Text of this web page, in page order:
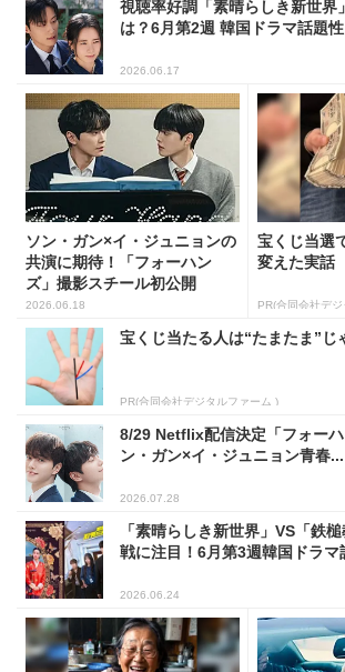
視聴率好調「素晴らしき新世界
は？6月第2週 韓国ドラマ話題
2026.06.17
ソン・ガン×イ・ジュニョンの
共演に期待！「フォーハン
ズ」撮影スチール初公開
2026.06.18
宝くじ当選
変えた実話
PR(合同会社デ
宝くじ当たる人は“たまたま”じ
PR(合同会社デジタルファーム )
8/29 Netflix配信決定「フォー
ン・ガン×イ・ジュニョン青春...
2026.07.28
「素晴らしき新世界」VS「鉄
戦に注目！6月第3週韓国ドラマ
2026.06.24